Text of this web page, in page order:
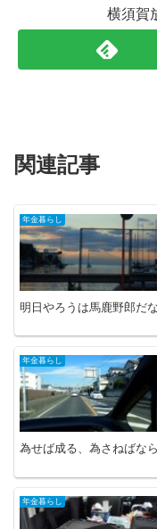
横須賀
関連記事
年金暮らし
明日やろうは馬鹿野郎だ
年金暮らし
為せば成る、為さねばな
年金暮らし